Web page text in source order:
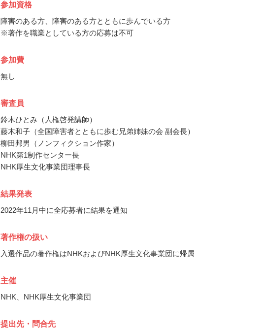
参加資格
障害のある方、障害のある方とともに歩んでいる方
※著作を職業としている方の応募は不可
参加費
無し
審査員
鈴木ひとみ（人権啓発講師）
藤木和子（全国障害者とともに歩む兄弟姉妹の会 副会長）
柳田邦男（ノンフィクション作家）
NHK第1制作センター長
NHK厚生文化事業団理事長
結果発表
2022年11月中に全応募者に結果を通知
著作権の扱い
入選作品の著作権はNHKおよびNHK厚生文化事業団に帰属
主催
NHK、NHK厚生文化事業団
提出先・問合先